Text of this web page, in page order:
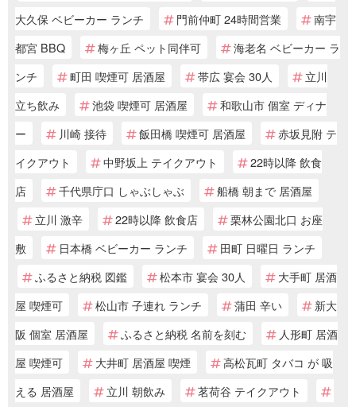
大久保 ベビーカー ランチ
門前仲町 24時間営業
南宇
都宮 BBQ
梅ヶ丘 ペット同伴可
海老名 ベビーカー ラ
ンチ
町田 喫煙可 居酒屋 帯広 宴会 30人
立川
立ち飲み
池袋 喫煙可 居酒屋
和歌山市 個室 ディナ
ー
川崎 接待 飯田橋 喫煙可 居酒屋
赤坂見附 テ
イクアウト
中野坂上 テイクアウト
22時以降 飲食
店
千代県庁口 しゃぶしゃぶ
船橋 朝まで 居酒屋
立川 激辛
22時以降 飲食店
栗林公園北口 お座
敷
日本橋 ベビーカー ランチ
田町 日曜日 ランチ
ふるさと納税 図鑑
松本市 宴会 30人
大手町 居酒
屋 喫煙可
松山市 子連れ ランチ 蒲田 辛い
新大
阪 個室 居酒屋
ふるさと納税 名前を刻む
人形町 居酒
屋 喫煙可
大井町 居酒屋 喫煙
高松瓦町 タバコ が 吸
える 居酒屋
立川 朝飲み 茗荷谷 テイクアウト